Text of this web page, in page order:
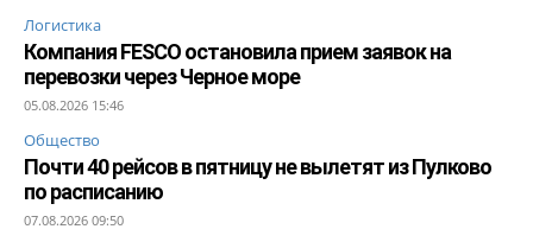
Логистика
Компания FESCO остановила прием заявок на
перевозки через Черное море
05.08.2026 15:46
Общество
Почти 40 рейсов в пятницу не вылетят из Пулково
по расписанию
07.08.2026 09:50